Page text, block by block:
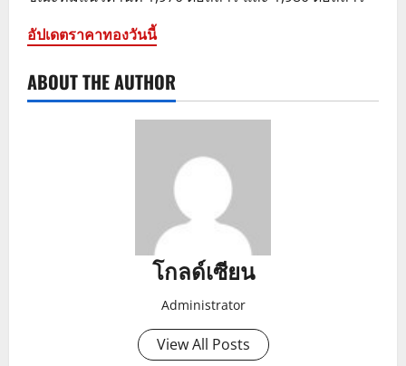
อัปเดตราคาทองวันนี้
ABOUT THE AUTHOR
โกลด์เซียน
Administrator
View All Posts